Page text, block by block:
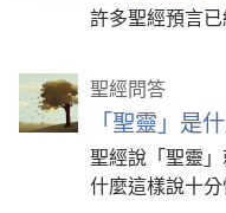
許多聖經預言
聖經問答
「聖靈」是
聖經說「聖靈
什麼這樣說十分